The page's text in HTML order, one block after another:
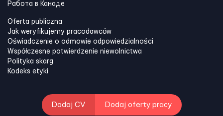
Работа в Канадe
Oferta publiczna
Jak weryfikujemy pracodawców
Oświadczenie o odmowie odpowiedzialności
Współczesne potwierdzenie niewolnictwa
Polityka skarg
Kodeks etyki
Dodaj CV Dodaj oferty pracy